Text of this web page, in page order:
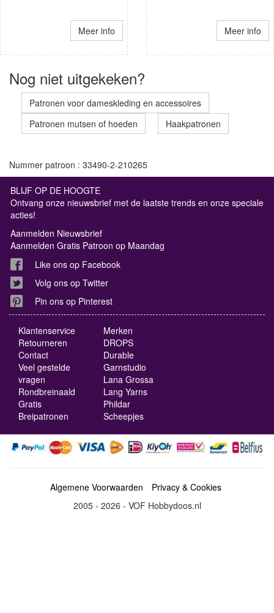
Meer info Meer info
Nog niet uitgekeken?
Patronen voor dameskleding en accessoires
Patronen mutsen of hoeden
Haakpatronen
Nummer patroon : 33490-2-210265
BLIJF OP DE HOOGTE
Ontvang onze nieuwsbrief met de laatste trends en onze speciale
acties!
Aanmelden Nieuwsbrief
Aanmelden Gratis Patroon op Maandag
Like ons op Facebook
Volg ons op Twitter
Pin ons op Pinterest
Klantenservice
Retourneren
Contact
Veel gestelde
vragen
Rondbreinaald
Gratis
Breipatronen
Merken
DROPS
Durable
Garnstudio
Lana Grossa
Lang Yarns
Phildar
Scheepjes
Algemene Voorwaarden
Privacy & Cookies
2005 - 2026 - VOF Hobbydoos.nl